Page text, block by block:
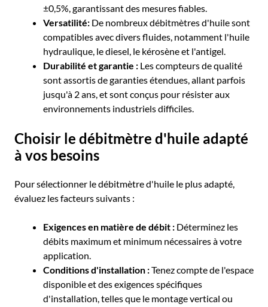
±0,5%, garantissant des mesures fiables.
Versatilité: De nombreux débitmètres d'huile sont
compatibles avec divers fluides, notamment l'huile
hydraulique, le diesel, le kérosène et l'antigel.
Durabilité et garantie : Les compteurs de qualité
sont assortis de garanties étendues, allant parfois
jusqu'à 2 ans, et sont conçus pour résister aux
environnements industriels difficiles.
Choisir le débitmètre d'huile adapté
à vos besoins
Pour sélectionner le débitmètre d'huile le plus adapté,
évaluez les facteurs suivants :
Exigences en matière de débit : Déterminez les
débits maximum et minimum nécessaires à votre
application.
Conditions d'installation :Tenez compte de l'espace
disponible et des exigences spécifiques
d'installation, telles que le montage vertical ou